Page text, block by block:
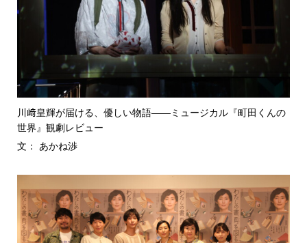
川﨑皇輝が届ける、優しい物語――ミュージカル『町田くんの
世界』観劇レビュー
文： あかね渉